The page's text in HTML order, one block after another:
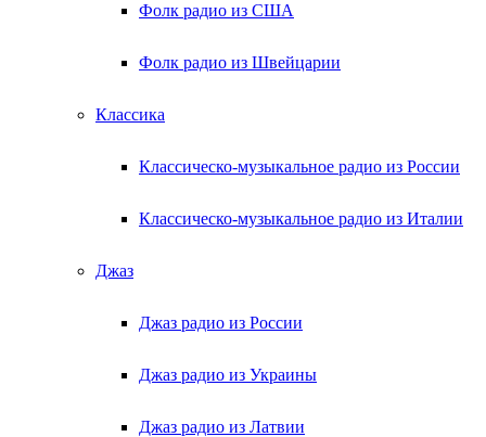
Фолк радио из США
Фолк радио из Швейцарии
Классика
Классическо-музыкальное радио из России
Классическо-музыкальное радио из Италии
Джаз
Джаз радио из России
Джаз радио из Украины
Джаз радио из Латвии